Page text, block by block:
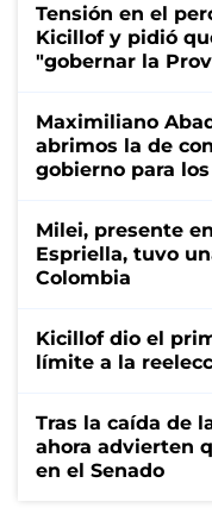
Tensión en el
Kicillof y pidió
"gobernar la
Maximiliano
abrimos la de
gobierno para
Milei, presente
Espriella, tuvo
Colombia
Kicillof dio el
límite a la
Tras la caída de
ahora advierten
en el Senado